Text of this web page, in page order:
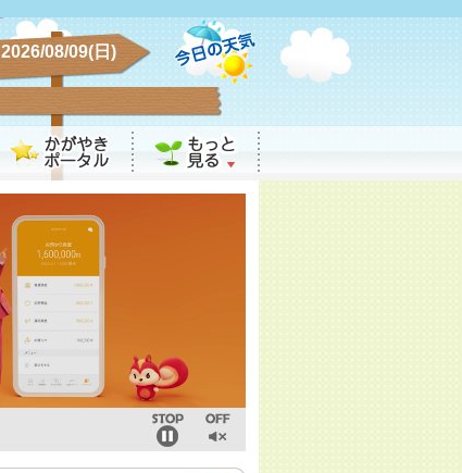
2026/08/09(日)